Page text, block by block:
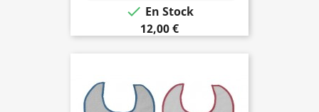
 En Stock
12,00 €